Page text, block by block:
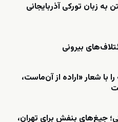
زبان تورکی آذربایجانی
بیرونی
سالگرد ۱۵ ژوئیه را با شعار «اراده از آن‌ماست،
جیغ‌های بنفش برای تهران،